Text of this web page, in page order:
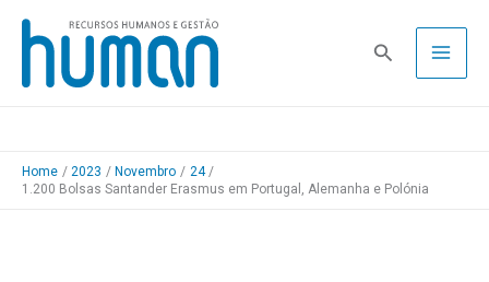
Skip
content
Pesquisa
Home 2023 Novembro
24
1.200 Bolsas Santander Erasmus em Portugal, Alemanha e Polónia